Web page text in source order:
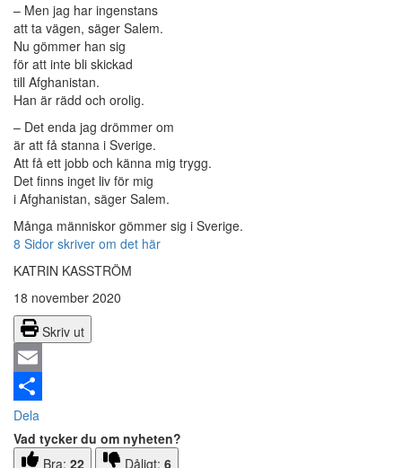
– Men jag har ingenstans
att ta vägen, säger Salem.
Nu gömmer han sig
för att inte bli skickad
till Afghanistan.
Han är rädd och orolig.
– Det enda jag drömmer om
är att få stanna i Sverige.
Att få ett jobb och känna mig trygg.
Det finns inget liv för mig
i Afghanistan, säger Salem.
Många människor gömmer sig i Sverige.
8 Sidor skriver om det här
KATRIN KASSTRÖM
18 november 2020
Skriv ut
Email
Dela
Vad tycker du om nyheten?
Bra: 22 Dåligt: 6